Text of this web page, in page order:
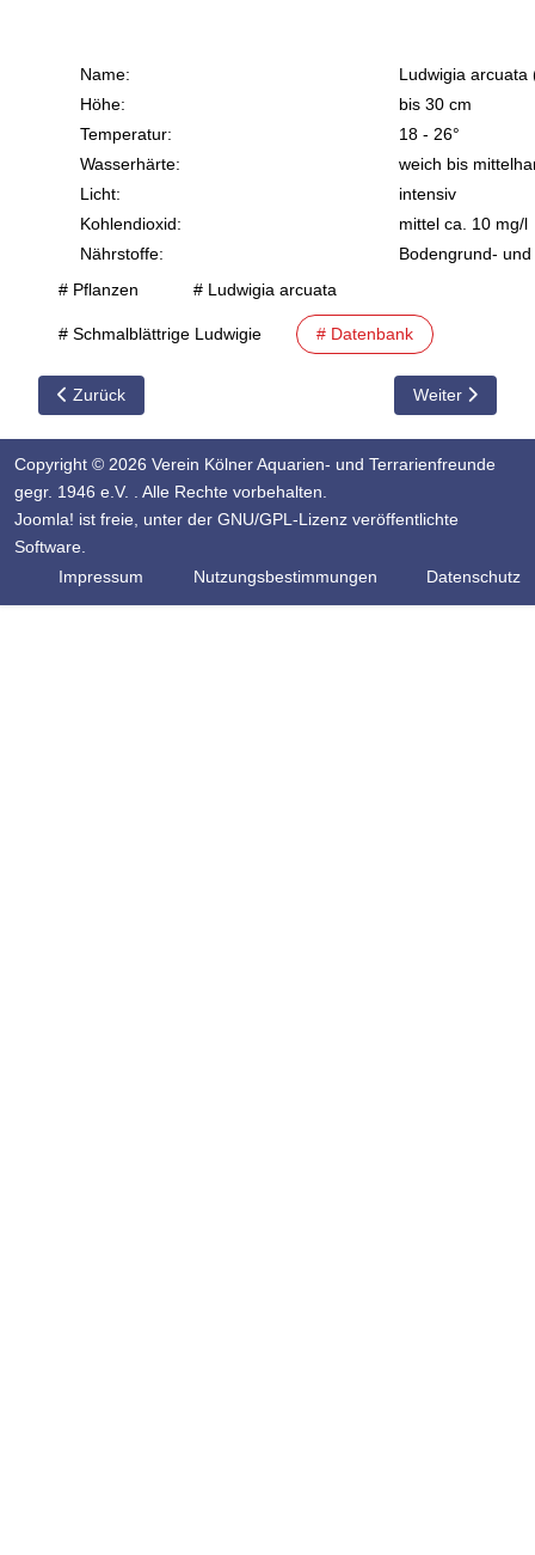
Name:
Ludwigia arcuata
Höhe:
bis 30 cm
Temperatur:
18 - 26°
Wasserhärte:
weich bis
Licht:
intensiv
Kohlendioxid:
mittel ca. 10 mg/l
Nährstoffe:
Bodengrund-
# Pflanzen
# Ludwigia arcuata
# Schmalblättrige Ludwigie # Datenbank
Vorheriger Beitrag: Limnophila sessiliflora / Kleine Ambulia /
Zurück Nächster
Weiter
Copyright © 2026 Verein Kölner Aquarien- und Terrarienfreunde
gegr. 1946 e.V. . Alle Rechte vorbehalten.
Joomla! ist freie, unter der GNU/GPL-Lizenz veröffentlichte
Software.
Impressum
Nutzungsbestimmungen Datenschutz